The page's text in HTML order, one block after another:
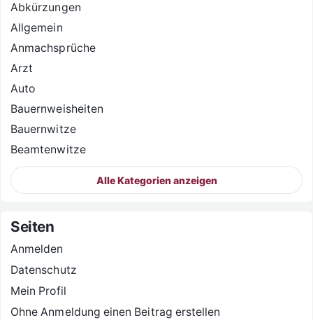
Abkürzungen
Allgemein
Anmachsprüche
Arzt
Auto
Bauernweisheiten
Bauernwitze
Beamtenwitze
Alle Kategorien anzeigen
Seiten
Anmelden
Datenschutz
Mein Profil
Ohne Anmeldung einen Beitrag erstellen